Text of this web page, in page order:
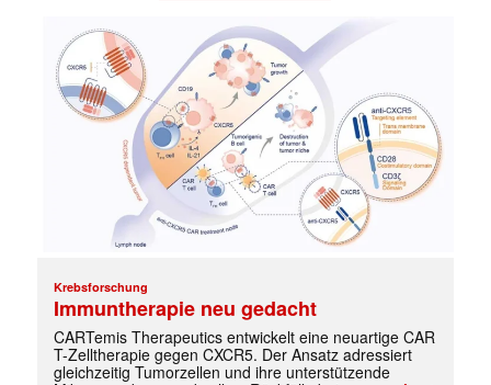
Krebsforschung
Immuntherapie neu gedacht
CARTemis Therapeutics entwickelt eine neuartige CAR
T-Zelltherapie gegen CXCR5. Der Ansatz adressiert
gleichzeitig Tumorzellen und ihre unterstützende